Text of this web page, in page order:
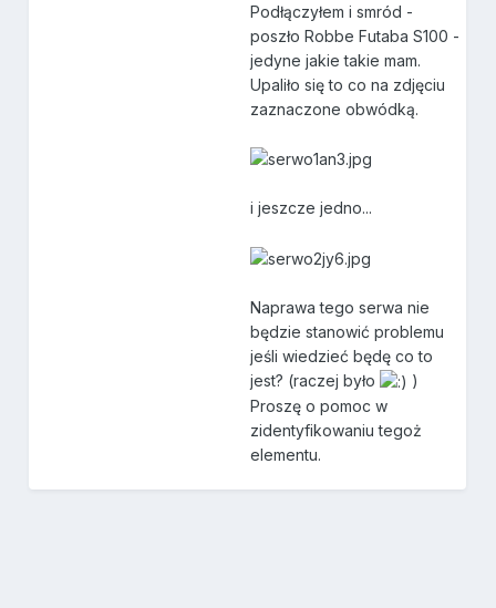
Podłączyłem i smród -
poszło Robbe Futaba S100 -
jedyne jakie takie mam.
Upaliło się to co na zdjęciu
zaznaczone obwódką.
i jeszcze jedno...
Naprawa tego serwa nie
będzie stanowić problemu
jeśli wiedzieć będę co to
jest? (raczej było
)
Proszę o pomoc w
zidentyfikowaniu tegoż
elementu.